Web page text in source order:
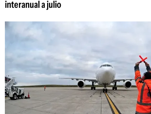
interanual a julio